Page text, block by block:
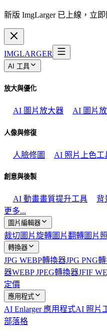
新版 ImgLarger 已上線，立
IMGLARGER
AI 工具
放大與優化
AI 圖片放大器 AI 圖片
人像與修復
人臉修圖 AI 照片上色工
創意與後製
AI 動畫畫質提升工具 背
更多...
圖片編輯器
裁切圖片旋轉圖片翻轉圖片
轉換器
JPG WEBP轉換器JPG PNG
器WEBP JPEG轉換器JFIF
定價
應用程式
AI Enlarger 應用程式AI 照片
部落格